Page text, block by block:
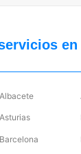
Albacete
Asturias
Barcelona